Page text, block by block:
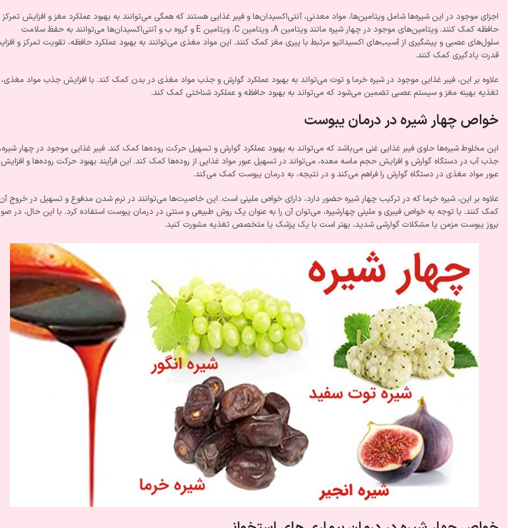
اجزای موجود در این شیره‌ها شامل ویتامین‌ها، مواد معدنی، آنتی‌اکسیدان‌ها و فیبر غذایی هستند که همگی می‌توانند به بهبود عملکرد مغز و افزایش تمرکز
حافظه کمک کنند. ویتامین‌های موجود در چهار شیره مانند ویتامین A، ویتامین C، ویتامین E و گروه ب و آنتی‌اکسیدان‌ها می‌توانند به حفظ سلامت
سلول‌های عصبی و پیشگیری از آسیب‌های اکسیداتیو مرتبط با پیری مغز کمک کنند. این مواد مغذی می‌توانند به بهبود عملکرد حافظه، تقویت تمرکز و
قدرت یادگیری کمک کنند.
علاوه بر این، فیبر غذایی موجود در شیره خرما و توت می‌تواند به بهبود عملکرد گوارش و جذب مواد مغذی در بدن کمک کند. با افزایش جذب مواد مغذی،
تغذیه بهینه مغز و سیستم عصبی تضمین می‌شود که می‌تواند به بهبود حافظه و عملکرد شناختی کمک کند.
خواص چهار شیره در درمان یبوست
این مخلوط شیره‌ها حاوی فیبر غذایی غنی می‌باشد که می‌تواند به بهبود عملکرد گوارش و تسهیل حرکت روده‌ها کمک کند. فیبر غذایی موجود در چهار
جذب آب در دستگاه گوارش و افزایش حجم ماسه معده، می‌تواند در تسهیل عبور مواد غذایی از روده‌ها کمک کند. این فرآیند بهبود حرکت روده‌ها و افزایش
عبور مواد مغذی در دستگاه گوارش را فراهم می‌کند و در نتیجه، به درمان یبوست کمک می‌کند.
علاوه بر این، شیره خرما که در ترکیب چهار شیره حضور دارد، دارای خواص ملینی است. این خاصیت‌ها می‌توانند در نرم شدن مدفوع و تسهیل در خروج
کمک کنند. با توجه به خواص فیبری و ملینی چهارشیره، می‌توان آن را به عنوان یک روش طبیعی و سنتی در درمان یبوست استفاده کرد. با این حال، در
بروز یبوست مزمن یا مشکلات گوارشی شدید، بهتر است با یک پزشک یا متخصص تغذیه مشورت کنید.